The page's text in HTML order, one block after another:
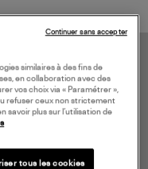
similaires à des fins de
en collaboration avec des
vos choix via « Paramétrer »,
refuser ceux non strictement
savoir plus sur l’utilisation de
tous les cookies
Continuer sans accepter